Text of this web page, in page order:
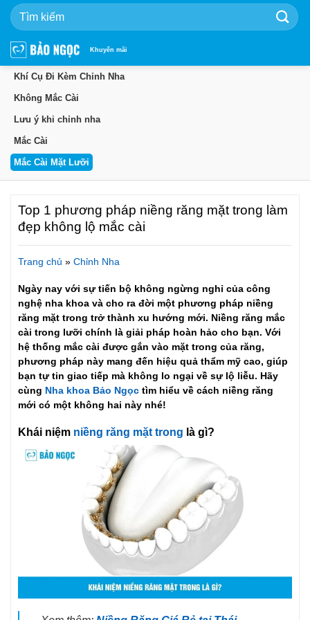
qua
dung
Khuyến mãi
Khí Cụ Đi Kèm Chỉnh Nha
Không Mắc Cài
Lưu ý khi chỉnh nha
Mắc Cài
Mắc Cài Mặt Lưỡi
Top 1 phương pháp niềng răng mặt trong làm
đẹp không lộ mắc cài
Trang chủ » Chỉnh Nha
Ngày nay với sự tiến bộ không ngừng nghỉ của công
nghệ nha khoa và cho ra đời một phương pháp niềng
răng mặt trong trở thành xu hướng mới. Niềng răng mắc
cài trong lưỡi chính là giải pháp hoàn hảo cho bạn. Với
hệ thống mắc cài được gắn vào mặt trong của răng,
phương pháp này mang đến hiệu quả thẩm mỹ cao, giúp
bạn tự tin giao tiếp mà không lo ngại về sự lộ liễu. Hãy
cùng Nha khoa Bảo Ngọc tìm hiểu về cách niềng răng
mới có một không hai này nhé!
Khái niệm niềng răng mặt trong là gì?